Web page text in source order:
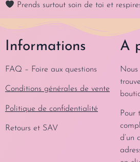
Prends surtout soin de toi et
Informations
FAQ – Foire aux questions
Conditions générales de vente
Politique de confidentialité
Retours et SAV
A
Nous
Pour
d’un